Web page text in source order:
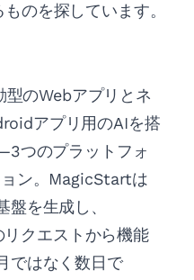
のを探しています。
型のWebアプリとネ
アプリ用のAIを搭
つのプラットフォ
ン。MagicStartは
を生成し、
クエストから機能
ではなく数日で